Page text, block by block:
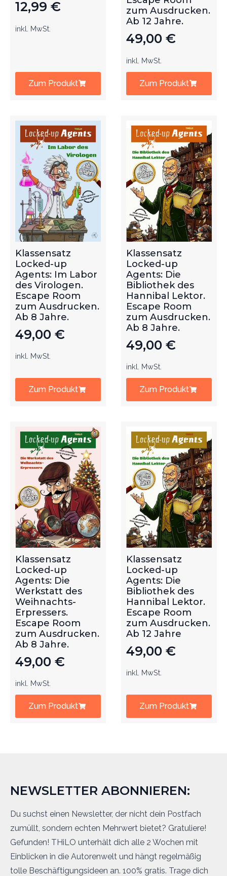
12,99 €
inkl. MwSt.
Zum Produkt
zum Ausdrucken.
Ab 12 Jahre.
49,00 €
inkl. MwSt.
Zum Produkt
Klassensatz
Locked-up
Agents: Im Labor
des Virologen.
Escape Room
zum Ausdrucken.
Ab 8 Jahre.
49,00 €
inkl. MwSt.
Zum Produkt
Klassensatz
Locked-up
Agents: Die
Bibliothek des
Hannibal Lektor.
Escape Room
zum Ausdrucken.
Ab 8 Jahre.
49,00 €
inkl. MwSt.
Zum Produkt
Klassensatz
Locked-up
Agents: Die
Werkstatt des
Weihnachts-
Erpressers.
Escape Room
zum Ausdrucken.
Ab 8 Jahre.
49,00 €
inkl. MwSt.
Zum Produkt
Klassensatz
Locked-up
Agents: Die
Bibliothek des
Hannibal Lektor.
Escape Room
zum Ausdrucken.
Ab 12 Jahre
49,00 €
inkl. MwSt.
Zum Produkt
NEWSLETTER ABONNIEREN:
Du suchst einen Newsletter, der nicht dein Postfach
zumüllt, sondern echten Mehrwert bietet? Gratuliere!
Gefunden! THiLO unterhält dich alle 2 Wochen mit
Einblicken in die Autorenwelt und hängt regelmäßig
tolle Beschäftigungsideen an. 100% gratis. Trage dich